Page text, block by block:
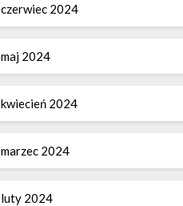
czerwiec 2024
maj 2024
kwiecień 2024
marzec 2024
luty 2024